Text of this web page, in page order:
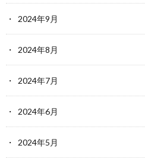
2024年9月
2024年8月
2024年7月
2024年6月
2024年5月